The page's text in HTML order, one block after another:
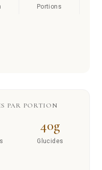
Portions
PAR PORTION
40g
Glucides